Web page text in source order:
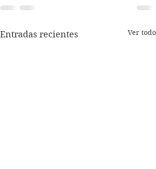
Entradas recientes Ver todo